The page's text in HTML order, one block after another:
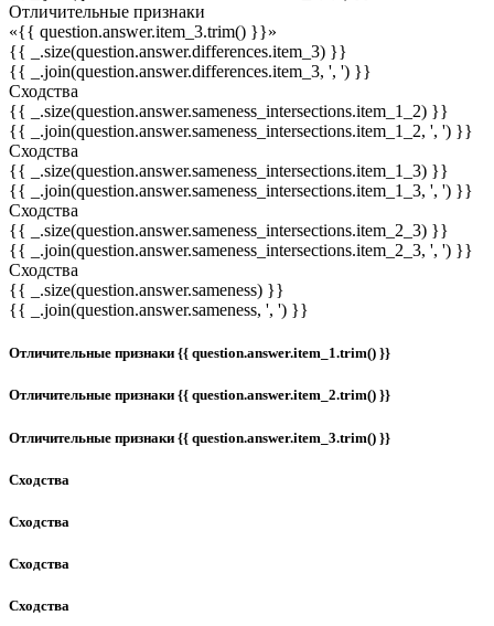
Отличительные признаки
«{{ question.answer.item_3.trim() }}»
{{ _.size(question.answer.differences.item_3) }}
{{ _.join(question.answer.differences.item_3, ', ') }}
Сходства
{{ _.size(question.answer.sameness_intersections.item_1_2) }}
{{ _.join(question.answer.sameness_intersections.item_1_2, ', ') }}
Сходства
{{ _.size(question.answer.sameness_intersections.item_1_3) }}
{{ _.join(question.answer.sameness_intersections.item_1_3, ', ') }}
Сходства
{{ _.size(question.answer.sameness_intersections.item_2_3) }}
{{ _.join(question.answer.sameness_intersections.item_2_3, ', ') }}
Сходства
{{ _.size(question.answer.sameness) }}
{{ _.join(question.answer.sameness, ', ') }}
Отличительные признаки {{ question.answer.item_1.trim() }}
Отличительные признаки {{ question.answer.item_2.trim() }}
Отличительные признаки {{ question.answer.item_3.trim() }}
Сходства
Сходства
Сходства
Сходства